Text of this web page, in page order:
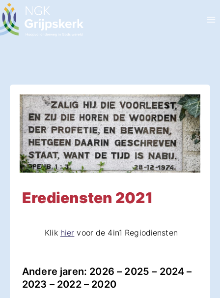
Doorgaan
naar
inhoud
Erediensten 2021
Klik hier voor de 4in1 Regiodiensten
Andere jaren: 2026 – 2025 – 2024 –
2023 – 2022– 2020